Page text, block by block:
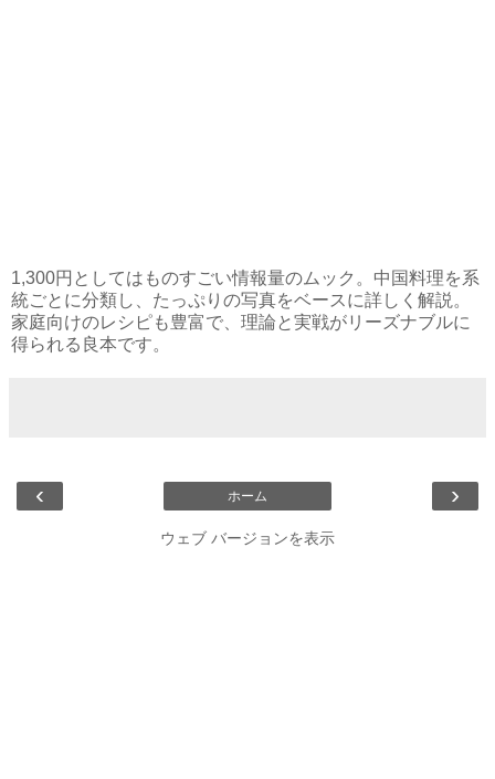
1,300円としてはものすごい情報量のムック。中国料理を系
統ごとに分類し、たっぷりの写真をベースに詳しく解説。
家庭向けのレシピも豊富で、理論と実戦がリーズナブルに
得られる良本です。
‹ ›
ホーム
ウェブ バージョンを表示